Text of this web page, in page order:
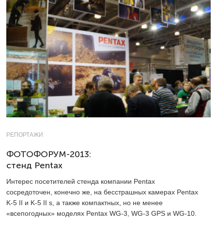
РЕПОРТАЖИ
ФОТОФОРУМ-2013:
стенд Pentax
Интерес посетителей стенда компании Pentax
сосредоточен, конечно же, на бесстрашных камерах Pentax
K-5 II и K-5 II s, а также компактных, но не менее
«всепогодных» моделях Pentax WG-3, WG-3 GPS и WG-10.